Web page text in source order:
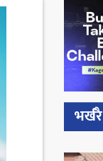
भर्खरै